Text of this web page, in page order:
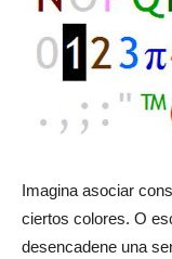
Imagina asociar
ciertos colores. O
desencadene una